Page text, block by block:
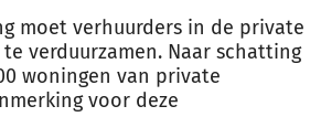
moet verhuurders in de private
verduurzamen. Naar schatting
woningen van private
voor deze